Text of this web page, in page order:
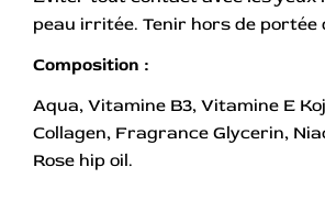
peau irritée. Tenir hors de portée
Composition :
Aqua, Vitamine B3, Vitamine E
Collagen, Fragrance Glycerin,
Rose hip oil.